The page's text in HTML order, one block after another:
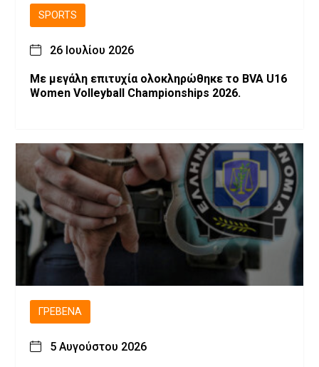
SPORTS
26 Ιουλίου 2026
Με μεγάλη επιτυχία ολοκληρώθηκε το BVA U16
Women Volleyball Championships 2026.
ΓΡΕΒΕΝΆ
5 Αυγούστου 2026